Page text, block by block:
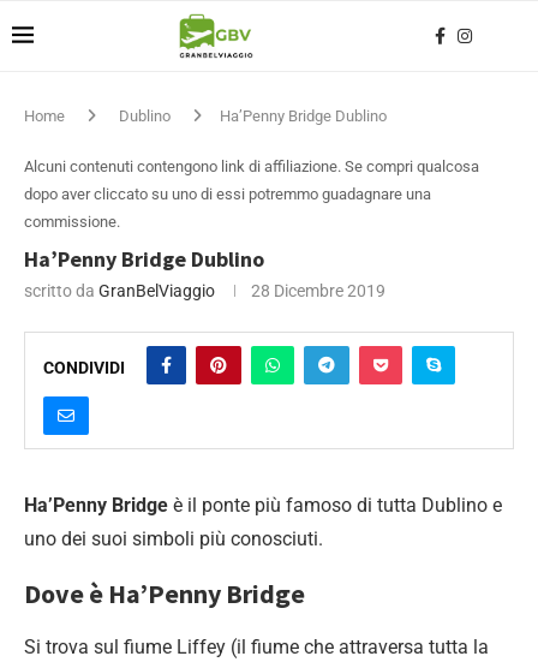
Home Dublino Ha’Penny Bridge Dublino
Alcuni contenuti contengono link di affiliazione. Se compri qualcosa
dopo aver cliccato su uno di essi potremmo guadagnare una
commissione.
Ha’Penny Bridge Dublino
scritto da GranBelViaggio 28 Dicembre 2019
CONDIVIDI
Ha’Penny Bridge è il ponte più famoso di tutta Dublino e
uno dei suoi simboli più conosciuti.
Dove è Ha’Penny Bridge
Si trova sul fiume Liffey (il fiume che attraversa tutta la